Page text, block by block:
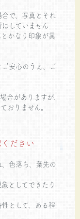
で、写真とそれ
していません
かなり印象が異
安心のうえ、ご
がありますが、
おりません。
ださい
色落ち、葉先の
としてできたり
として、ある程